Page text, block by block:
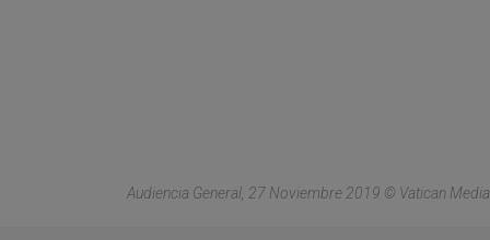
Audiencia General, 27 Noviembre 2019 © Vatican Media